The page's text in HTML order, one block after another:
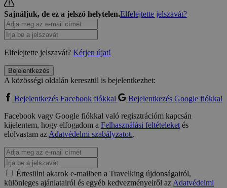
Sajnáljuk, de ez a jelszó helytelen.Elfelejtette jelszavát?
Elfelejtette jelszavát? Kérjen újat!
Bejelentkezés
A közösségi oldalán keresztül is bejelentkezhet:
Bejelentkezés Facebook fiókkal
Bejelentkezés Google fiókkal
Facebook vagy Google fiókkal való regisztrációm kapcsán
kijelentem, hogy elfogadom a Felhasználási feltételeketés
elolvastam azAdatvédelmi szabályzatot..
Értesülni akarok e-mailben a Travelking újdonságairól,
különleges ajánlatairól és egyéb kedvezményeiről azAdatvédelmi